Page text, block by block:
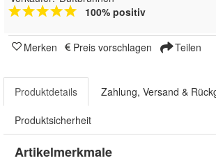
100% positiv
Merken Preis vorschlagen Teilen
Produktdetails Zahlung, Versand &
Produktsicherheit
Artikelmerkmale